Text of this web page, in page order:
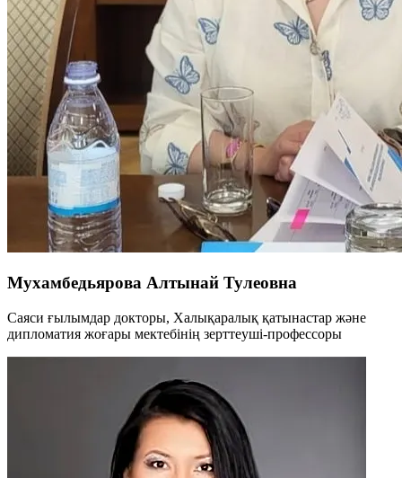
Мухамбедьярова Алтынай Тулеовна
Саяси ғылымдар докторы, Халықаралық қатынастар және
дипломатия жоғары мектебінің зерттеуші-профессоры